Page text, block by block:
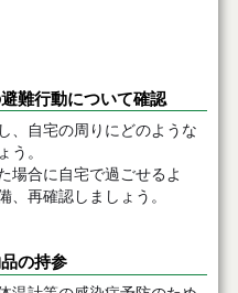
難行動について確認
、自宅の周りにどのような
う。
場合に自宅で過ごせるよ
、再確認しましょう。
の持参